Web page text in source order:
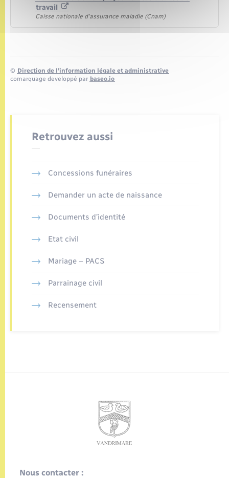
travail
Caisse nationale d'assurance maladie (Cnam)
© Direction de l’information légale et administrative
comarquage developpé par baseo.io
Retrouvez aussi
Concessions funéraires
Demander un acte de naissance
Documents d’identité
Etat civil
Mariage – PACS
Parrainage civil
Recensement
Nous contacter :